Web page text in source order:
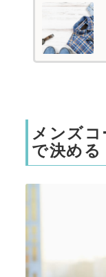
メンズコ
で決める